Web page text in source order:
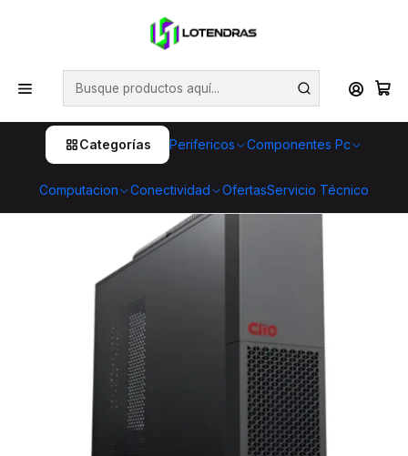
Categorías Perifericos Componentes Pc
Computacion Conectividad OfertasServicio Técnico
💥 ¡Compra HOY y retira GRATIS en tienda! 🏪🚀 Además,
aprovecha cientos de productos con Despacho Gratis 🛒📦
¡No dejes pasar esta oportunidad! 🔥
Inicio Computacion
Pc Hogar y Oficina
PC Slim Intel i5-12400 / 16GB RAM / SSD 256GB / WiFi